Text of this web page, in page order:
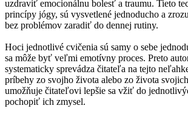
uzdraviť emocionálnu bolesť a traumu. Tieto
princípy jógy, sú vysvetlené jednoducho a
bez problémov zaradiť do dennej rutiny.
Hoci jednotlivé cvičenia sú samy o sebe
sa môže byť veľmi emotívny proces. Preto
systematicky sprevádza čitateľa na tejto
príbehy zo svojho života alebo zo života
umožňuje čitateľovi lepšie sa vžiť do
pochopiť ich zmysel.